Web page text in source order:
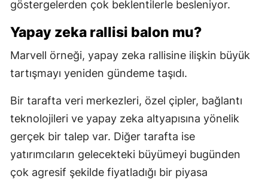
göstergelerden çok beklentilerle besleniyor.
Yapay zeka rallisi balon mu?
Marvell örneği, yapay zeka rallisine ilişkin büyük
tartışmayı yeniden gündeme taşıdı.
Bir tarafta veri merkezleri, özel çipler, bağlantı
teknolojileri ve yapay zeka altyapısına yönelik
gerçek bir talep var. Diğer tarafta ise
yatırımcıların gelecekteki büyümeyi bugünden
çok agresif şekilde fiyatladığı bir piyasa